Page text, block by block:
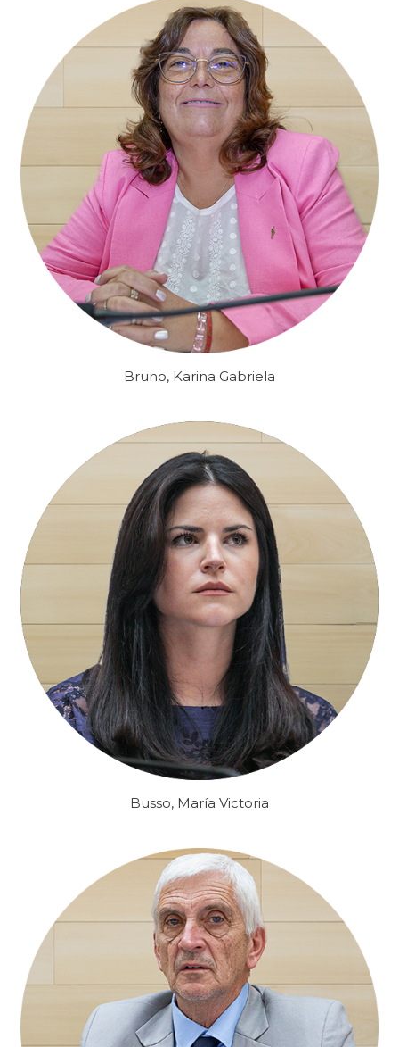
Bruno, Karina Gabriela
Busso, María Victoria